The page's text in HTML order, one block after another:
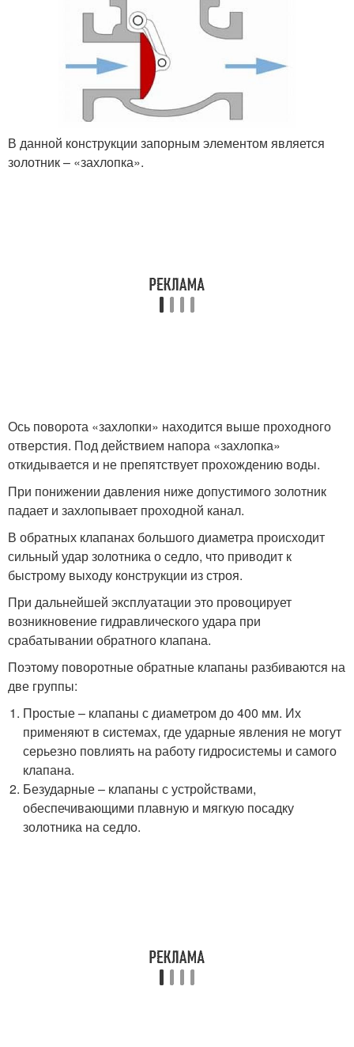
В данной конструкции запорным элементом является
золотник – «захлопка».
Ось поворота «захлопки» находится выше проходного
отверстия. Под действием напора «захлопка»
откидывается и не препятствует прохождению воды.
При понижении давления ниже допустимого золотник
падает и захлопывает проходной канал.
В обратных клапанах большого диаметра происходит
сильный удар золотника о седло, что приводит к
быстрому выходу конструкции из строя.
При дальнейшей эксплуатации это провоцирует
возникновение гидравлического удара при
срабатывании обратного клапана.
Поэтому поворотные обратные клапаны разбиваются на
две группы:
Простые – клапаны с диаметром до 400 мм. Их
применяют в системах, где ударные явления не могут
серьезно повлиять на работу гидросистемы и самого
клапана.
Безударные – клапаны с устройствами,
обеспечивающими плавную и мягкую посадку
золотника на седло.